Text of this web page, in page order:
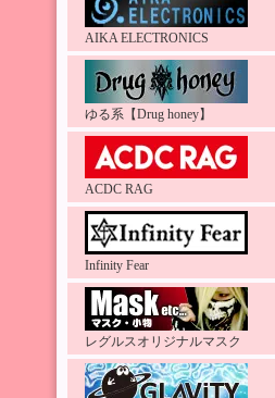
AIKA ELECTRONICS
ゆる系【Drug honey】
ACDC RAG
Infinity Fear
レグルスオリジナルマスク